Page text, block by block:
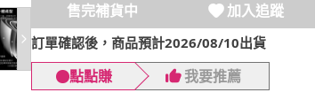
售完補貨中 加入追蹤
訂單確認後，商品預計2026/08/10出貨
點點賺 我要推薦